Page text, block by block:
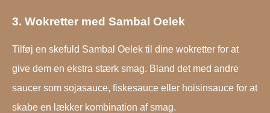
3. Wokretter med Sambal Oelek
Tilføj en skefuld Sambal Oelek til dine wokretter for at
give dem en ekstra stærk smag. Bland det med andre
saucer som sojasauce, fiskesauce eller hoisinsauce for at
skabe en lækker kombination af smag.